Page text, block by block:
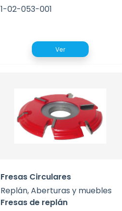
1-02-053-001
Ver
Fresas Circulares
Replán, Aberturas y muebles
Fresas de replán